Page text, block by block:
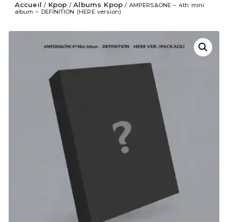
Accueil / Kpop /Albums Kpop/ AMPERS&ONE – 4th mini
album – DEFINITION (HERE version)